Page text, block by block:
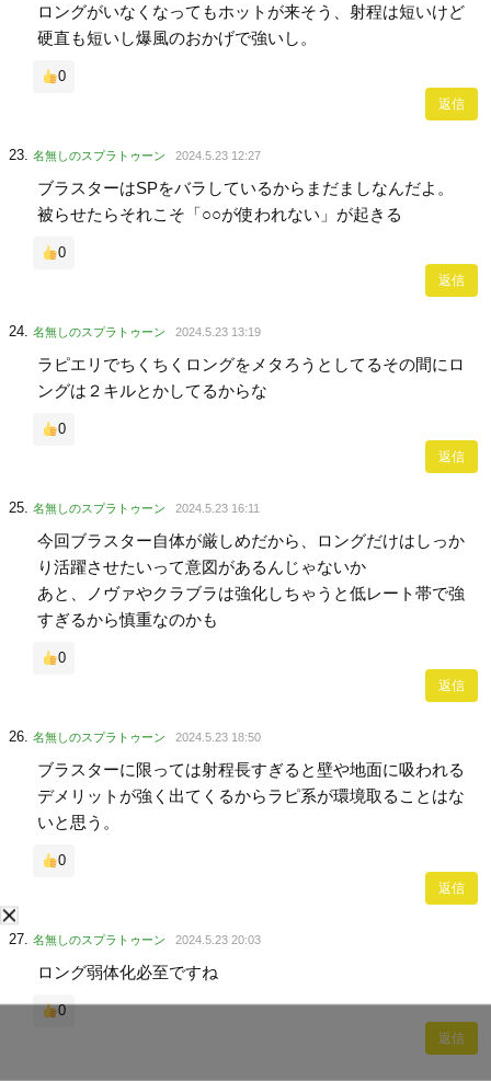
ロングがいなくなってもホットが来そう、射程は短いけど
硬直も短いし爆風のおかげで強いし。
0
返信
名無しのスプラトゥーン 2024.5.23 12:27
ブラスターはSPをバラしているからまだましなんだよ。
被らせたらそれこそ「○○が使われない」が起きる
0
返信
名無しのスプラトゥーン 2024.5.23 13:19
ラピエリでちくちくロングをメタろうとしてるその間にロ
ングは２キルとかしてるからな
0
返信
名無しのスプラトゥーン 2024.5.23 16:11
今回ブラスター自体が厳しめだから、ロングだけはしっか
り活躍させたいって意図があるんじゃないか
あと、ノヴァやクラブラは強化しちゃうと低レート帯で強
すぎるから慎重なのかも
0
返信
名無しのスプラトゥーン 2024.5.23 18:50
ブラスターに限っては射程長すぎると壁や地面に吸われる
デメリットが強く出てくるからラピ系が環境取ることはな
いと思う。
0
返信
名無しのスプラトゥーン 2024.5.23 20:03
ロング弱体化必至ですね
0
返信